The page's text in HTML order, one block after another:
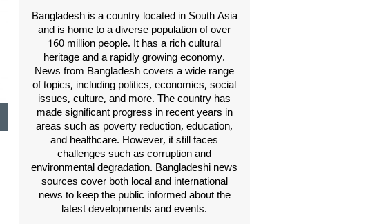
Bangladesh is a country located in South Asia
and is home to a diverse population of over
160 million people. It has a rich cultural
heritage and a rapidly growing economy.
News from Bangladesh covers a wide range
of topics, including politics, economics, social
issues, culture, and more. The country has
made significant progress in recent years in
areas such as poverty reduction, education,
and healthcare. However, it still faces
challenges such as corruption and
environmental degradation. Bangladeshi news
sources cover both local and international
news to keep the public informed about the
latest developments and events.